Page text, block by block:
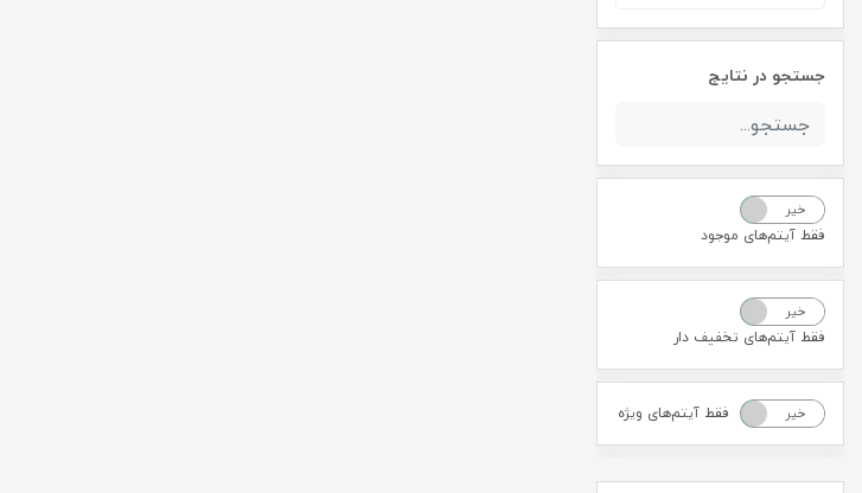
جستجو در نتایج
خیر
فقط آیتم‌های موجود
خیر
فقط آیتم‌های تخفیف دار
بله خیر فقط آیتم‌های ویژه